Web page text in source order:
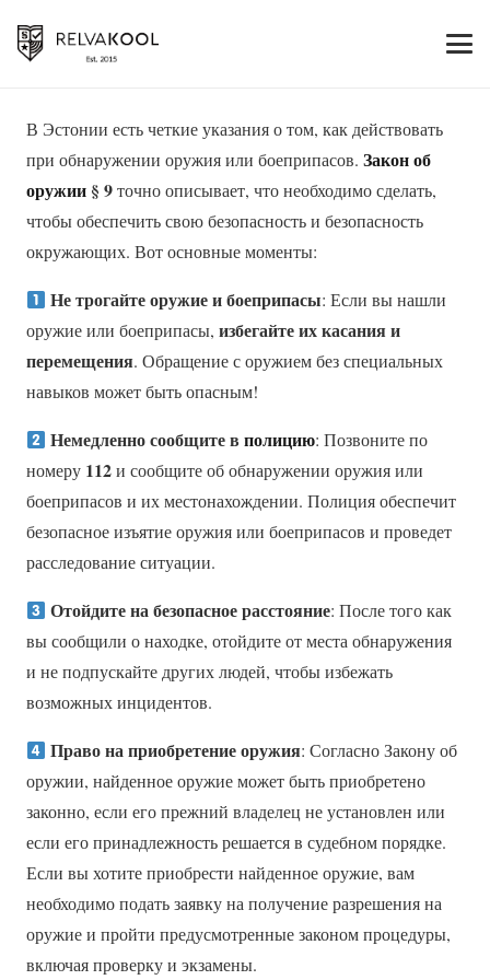
В Эстонии есть четкие указания о том, как действовать
при обнаружении оружия или боеприпасов. Закон об
оружии § 9точно описывает, что необходимо сделать,
чтобы обеспечить свою безопасность и безопасность
окружающих. Вот основные моменты:
Не трогайте оружие и боеприпасы: Если вы нашли
оружие или боеприпасы, избегайте их касания и
перемещения. Обращение с оружием без специальных
навыков может быть опасным!
Немедленно сообщите вполицию: Позвоните по
номеру 112и сообщите об обнаружении оружия или
боеприпасов и их местонахождении. Полиция обеспечит
безопасное изъятие оружия или боеприпасов и проведет
расследование ситуации.
Отойдите на безопасное расстояние: После того как
вы сообщили о находке, отойдите от места обнаружения
и не подпускайте других людей, чтобы избежать
возможных инцидентов.
Право на приобретение оружия: Согласно Закону об
оружии, найденное оружие может быть приобретено
законно, если его прежний владелец не установлен или
если его принадлежность решается в судебном порядке.
Если вы хотите приобрести найденное оружие, вам
необходимо подать заявку на получение разрешения на
оружие и пройти предусмотренные законом процедуры,
включая проверку и экзамены.